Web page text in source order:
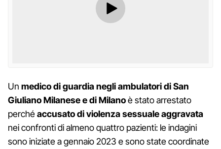
Un medico di guardia negli ambulatori di San
Giuliano Milanese e di Milanoè stato arrestato
perchéaccusato di violenza sessuale aggravata
nei confronti di almeno quattro pazienti: le indagini
sono iniziate a gennaio 2023 e sono state coordinate